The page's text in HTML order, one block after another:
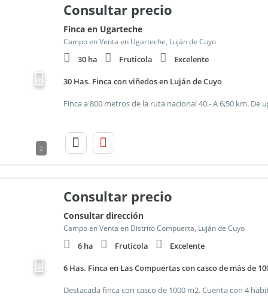
2
Consultar precio
Finca en Ugarteche
Campo en Venta en Ugarteche, Luján de Cuyo
30 ha Fruticola Excelente
30 Has. Finca con viñedos en Luján de Cuyo
Consultar precio
Consultar dirección
Campo en Venta en Distrito Compuerta, Luján de Cuyo
6 ha Frutícola Excelente
6 Has. Finca en Las Compuertas con casco de más de